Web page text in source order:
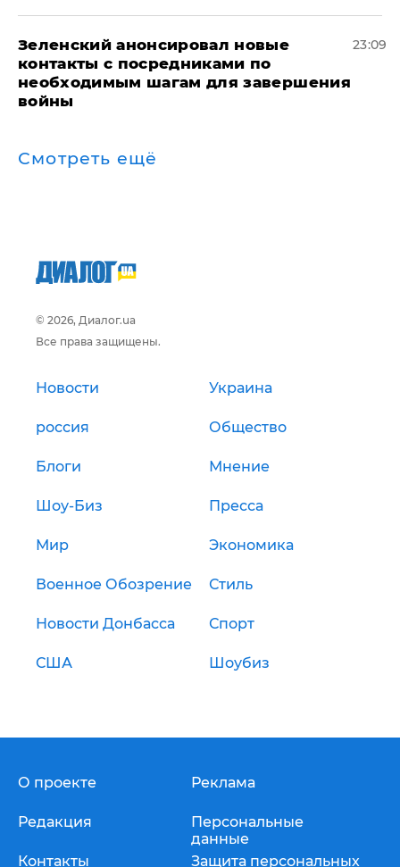
Зеленский анонсировал новые
контакты с посредниками по
необходимым шагам для завершения
войны
23:09
Смотреть ещё
© 2026, Диалог.ua
Все права защищены.
Новости Украина
россия Общество
Блоги Мнение
Шоу-Биз Пресса
Мир Экономика
Военное Обозрение Стиль
Новости Донбасса Спорт
США Шоубиз
О проекте
Редакция
Контакты
Реклама
Персональные
данные
Защита персональных